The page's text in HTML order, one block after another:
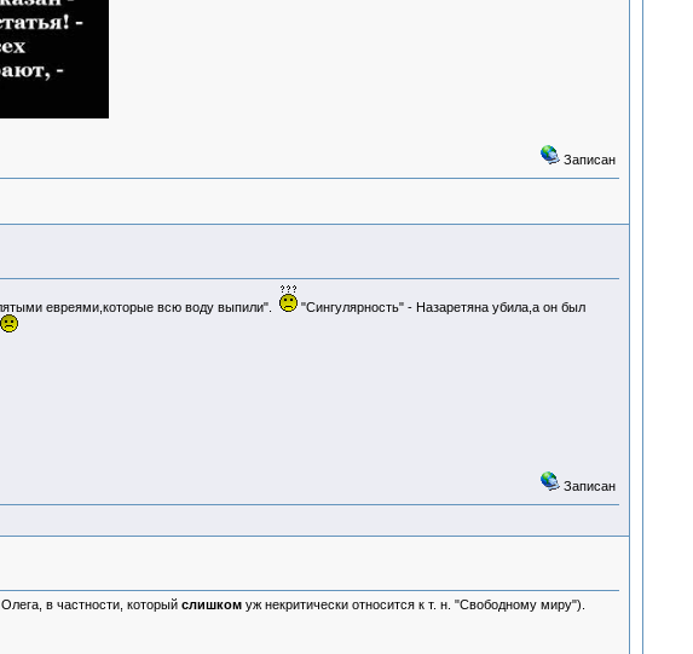
Записан
евреями,которые всю воду выпили".
"Сингулярность" - Назаретяна убила,а он был
Записан
в частности, который слишкомуж некритически относится к т. н. "Свободному миру").